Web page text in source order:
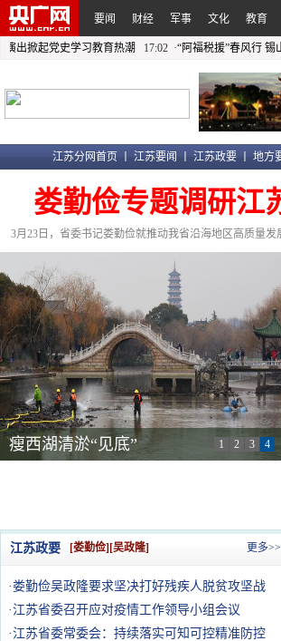
要闻 财经 军事 文化 教育
掀起党史学习教育热潮17:02 ·“阿福税援”春风行 锡山
江苏分网首页 江苏要闻 江苏政要 地方
娄勤俭专题调研江
3月23日，省委书记娄勤俭就推动我省沿海地区高质量
1 2 3 4
瘦西湖清淤“见底”
江苏政要 [娄勤俭][吴政隆] 更多>>
·娄勤俭吴政隆要求坚决打好残疾人脱贫攻坚战
·江苏省委召开应对疫情工作领导小组会议
·江苏省委常委会：持续落实可知可控精准防控